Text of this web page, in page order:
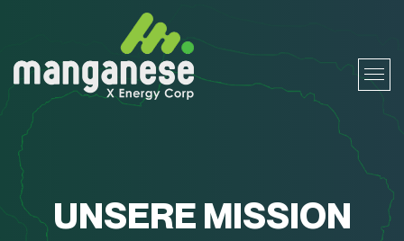
UNSERE MISSION